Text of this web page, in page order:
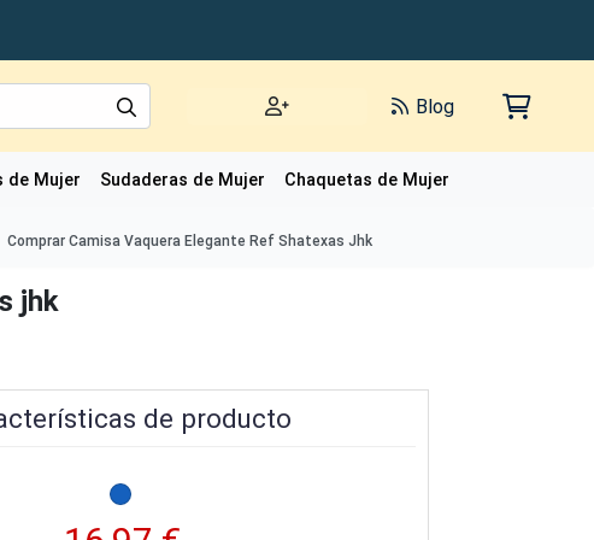
Blog
de Mujer Sudaderas de Mujer Chaquetas de Mujer
Comprar Camisa Vaquera Elegante Ref Shatexas Jhk
jhk
de producto